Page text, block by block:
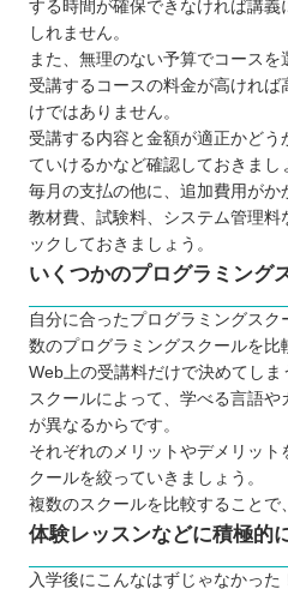
つけよう
する時間が確保できなければ講義
しれません。
また、無理のない予算でコースを
受講するコースの料金が高けれ
けではありません。
受講する内容と金額が適正かどう
ていけるかなど確認しておきまし
毎月の支払の他に、追加費用がか
教材費、試験料、システム管理料
ックしておきましょう。
いくつかのプログラミング
自分に合ったプログラミングス
数のプログラミングスクールを比
Web上の受講料だけで決めてしま
スクールによって、学べる言語
が異なるからです。
それぞれのメリットやデメリット
クールを絞っていきましょう。
複数のスクールを比較することで
体験レッスンなどに積極的
入学後にこんなはずじゃなかっ